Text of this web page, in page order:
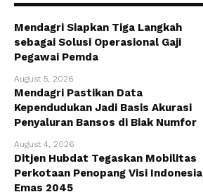
Mendagri Siapkan Tiga Langkah
sebagai Solusi Operasional Gaji
Pegawai Pemda
August 5, 2026
Mendagri Pastikan Data
Kependudukan Jadi Basis Akurasi
Penyaluran Bansos di Biak Numfor
August 4, 2026
Ditjen Hubdat Tegaskan Mobilitas
Perkotaan Penopang Visi Indonesia
Emas 2045